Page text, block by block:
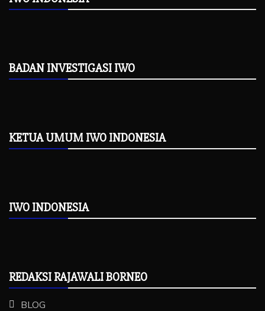
BADAN INVESTIGASI IWO
KETUA UMUM IWO INDONESIA
IWO INDONESIA
REDAKSI RAJAWALI BORNEO
BLOG